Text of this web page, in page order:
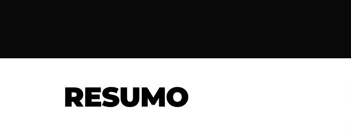
RESUMO